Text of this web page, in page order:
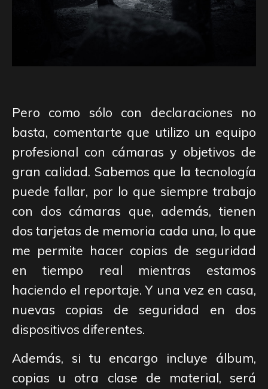
Pero como sólo con declaraciones no
basta, comentarte que utilizo un equipo
profesional con cámaras y objetivos de
gran calidad. Sabemos que la tecnología
puede fallar, por lo que siempre trabajo
con dos cámaras que, además, tienen
dos tarjetas de memoria cada una, lo que
me permite hacer copias de seguridad
en tiempo real mientras estamos
haciendo el reportaje. Y una vez en casa,
nuevas copias de seguridad en dos
dispositivos diferentes.
Además, si tu encargo incluye álbum,
copias u otra clase de material, será